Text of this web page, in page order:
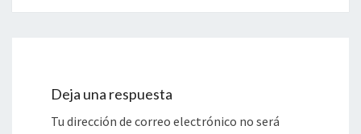
Deja una respuesta
Tu dirección de correo electrónico no será